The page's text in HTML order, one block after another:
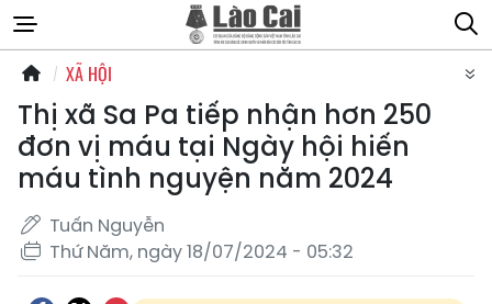
XÃ HỘI
Thị xã Sa Pa tiếp nhận hơn 250
đơn vị máu tại Ngày hội hiến
máu tình nguyện năm 2024
Tuấn Nguyễn
Thứ Năm, ngày 18/07/2024 - 05:32